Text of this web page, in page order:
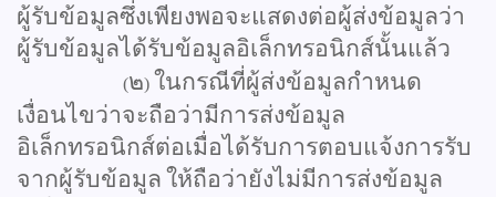
ผู้รับข้อมูลซึ่งเพียงพอจะแสดงต่อผู้ส่งข้อมูลว่า
ผู้รับข้อมูลได้รับข้อมูลอิเล็กทรอนิกส์นั้นแล้ว
(๒) ในกรณีที่ผู้ส่งข้อมูลกำหนด
เงื่อนไขว่าจะถือว่ามีการส่งข้อมูล
อิเล็กทรอนิกส์ต่อเมื่อได้รับการตอบแจ้งการรับ
จากผู้รับข้อมูล ให้ถือว่ายังไม่มีการส่งข้อมูล